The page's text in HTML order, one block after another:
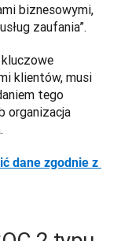
biznesowymi,
zaufania”.
klientów, musi
tego
organizacja
dane zgodnie z